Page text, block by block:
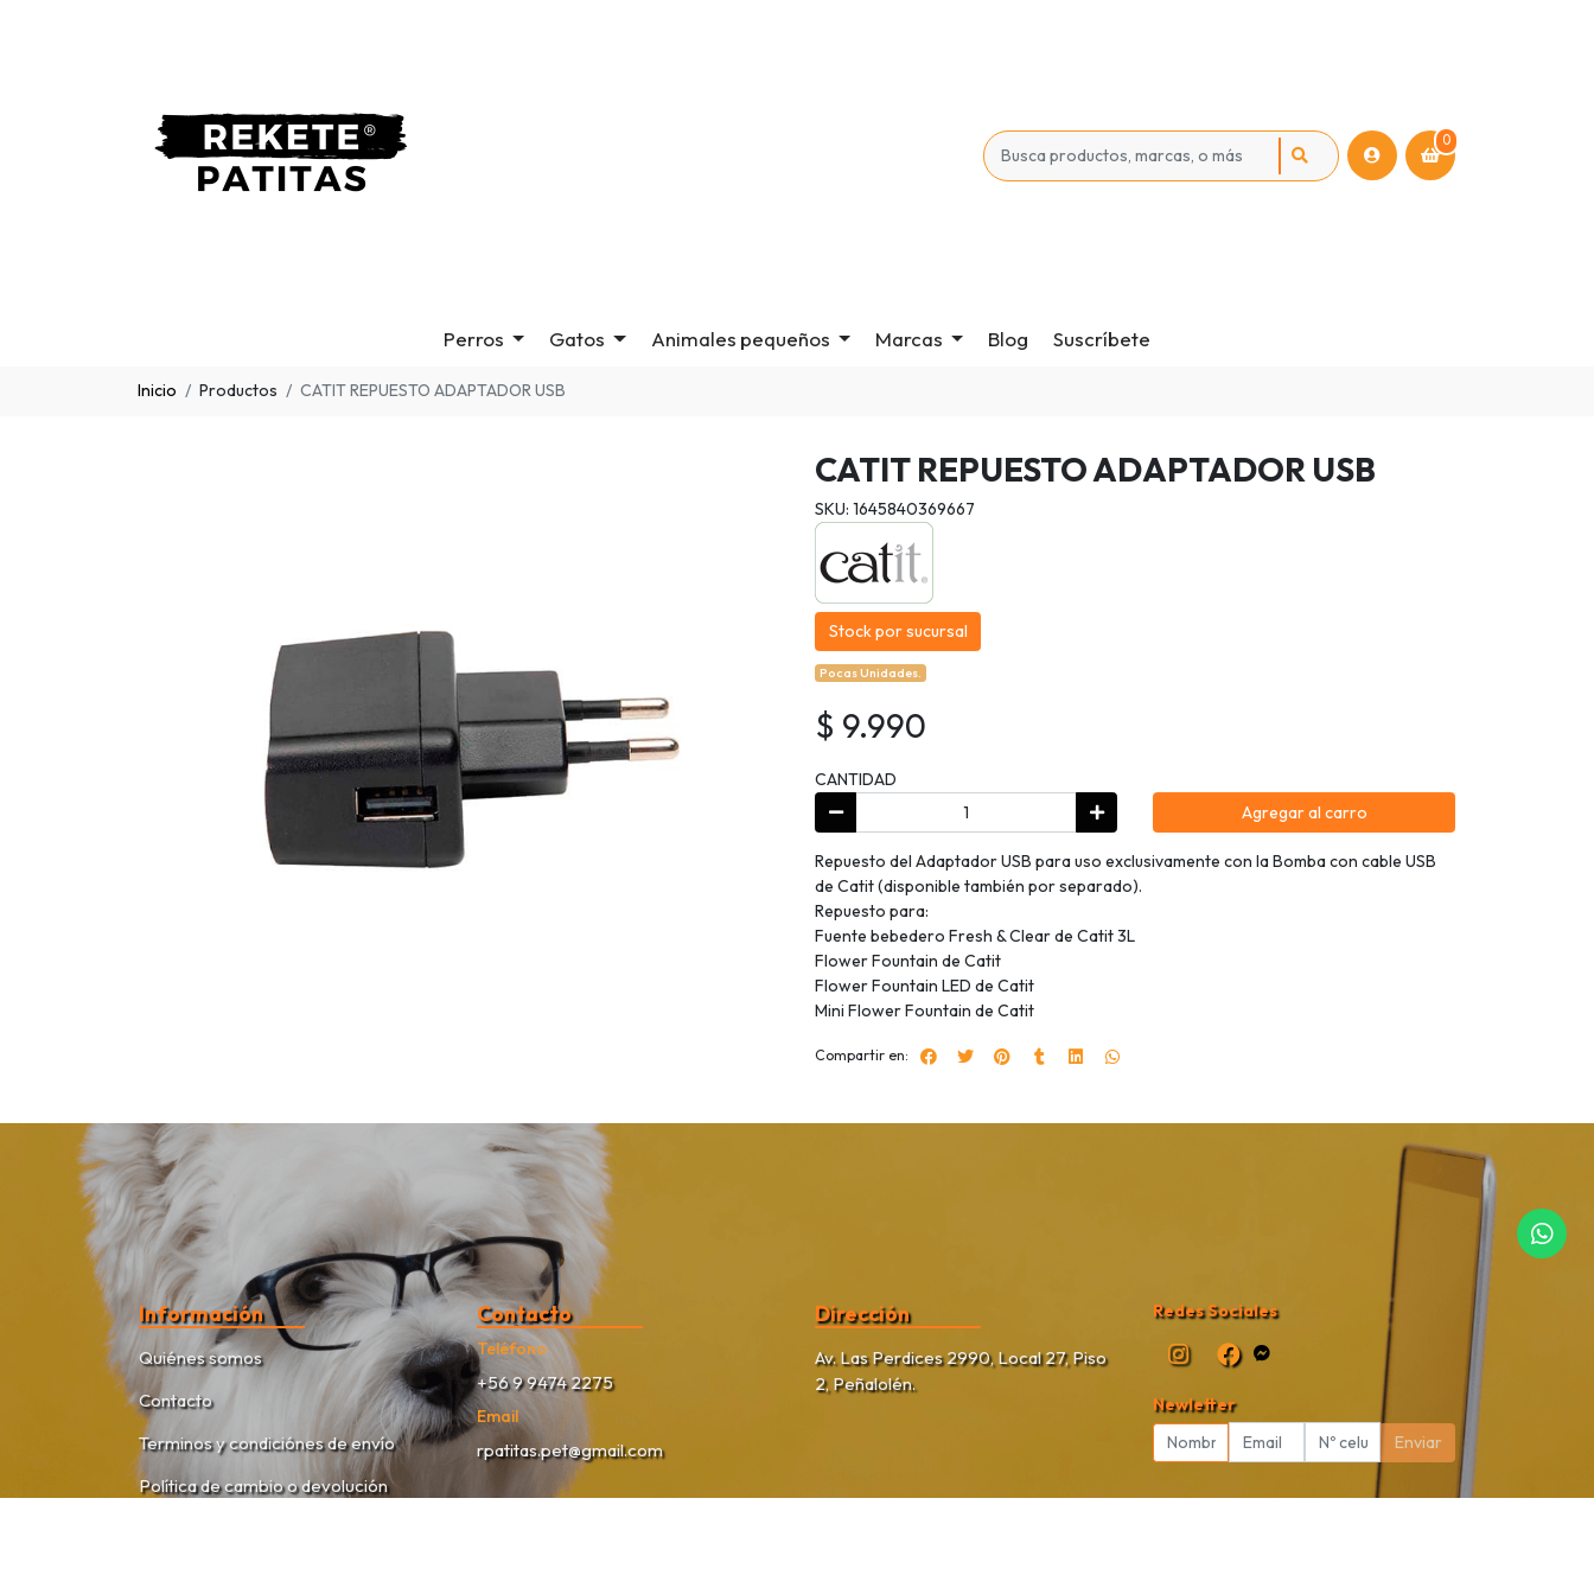
0
Perros Gatos Animales pequeños Marcas Blog Suscríbete
Inicio Productos CATIT REPUESTO ADAPTADOR USB
CATIT REPUESTO ADAPTADOR USB
SKU: 1645840369667
Stock por sucursal
Pocas Unidades.
$ 9.990
CANTIDAD
Agregar al carro
Repuesto del Adaptador USB para uso exclusivamente con la Bomba con cable USB
de Catit (disponible también por separado).
Repuesto para:
Fuente bebedero Fresh & Clear de Catit 3L
Flower Fountain de Catit
Flower Fountain LED de Catit
Mini Flower Fountain de Catit
Compartir en:
Información
Quiénes somos
Contacto
Terminos y condiciónes de envío
Política de cambio o devolución
Contacto
Teléfono
+56 9 9474 2275
Email
rpatitas.pet@gmail.com
Dirección
Av. Las Perdices 2990, Local 27, Piso
2, Peñalolén.
Redes Sociales
Newletter
Enviar